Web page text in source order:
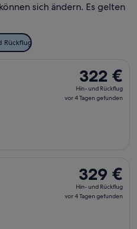
sich ändern. Es gelten
Rückflug
322 €
Hin-
und
322 €
Hin- und Rückflug
vor 4 Tagen gefunden
329 €
Hin-
und
329 €
Hin- und Rückflug
vor 4 Tagen gefunden